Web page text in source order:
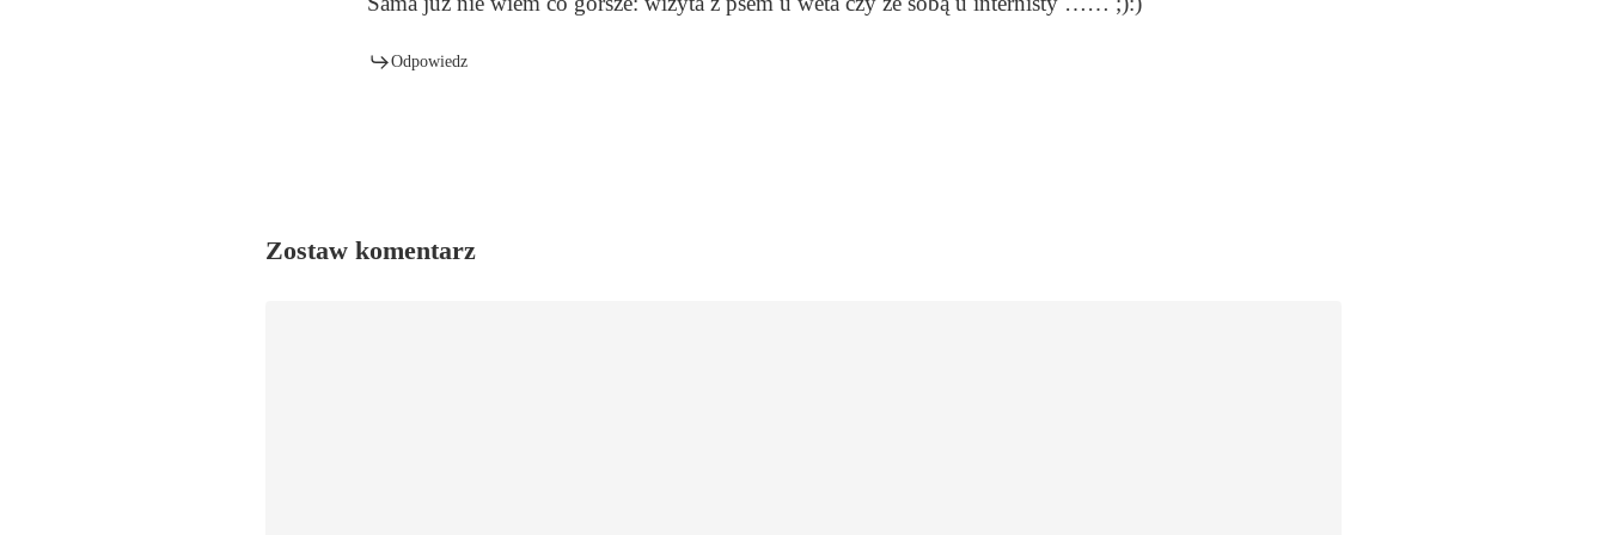
Odpowiedz
Zostaw komentarz